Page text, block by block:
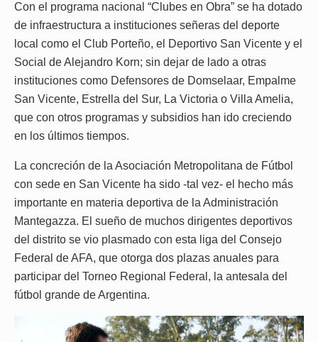
Con el programa nacional “Clubes en Obra” se ha dotado
de infraestructura a instituciones señeras del deporte
local como el Club Porteño, el Deportivo San Vicente y el
Social de Alejandro Korn; sin dejar de lado a otras
instituciones como Defensores de Domselaar, Empalme
San Vicente, Estrella del Sur, La Victoria o Villa Amelia,
que con otros programas y subsidios han ido creciendo
en los últimos tiempos.
La concreción de la Asociación Metropolitana de Fútbol
con sede en San Vicente ha sido -tal vez- el hecho más
importante en materia deportiva de la Administración
Mantegazza. El sueño de muchos dirigentes deportivos
del distrito se vio plasmado con esta liga del Consejo
Federal de AFA, que otorga dos plazas anuales para
participar del Torneo Regional Federal, la antesala del
fútbol grande de Argentina.